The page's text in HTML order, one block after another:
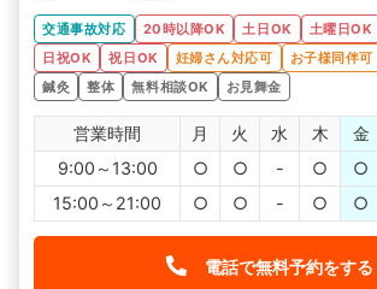
交通事故対応 20時以降OK 土日OK 土曜日OK
日祝OK
祝日OK 妊婦さん対応可 お子様同伴可
鍼灸
整体 無料相談OK お見舞金
営業時間 月 火 水 木 金
9:00～13:00
○ ○ - ○ ○
15:00～21:00
○ ○ - ○ ○
電話で無料予約をする